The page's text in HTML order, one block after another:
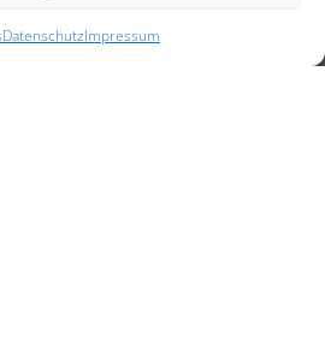
DatenschutzImpressum